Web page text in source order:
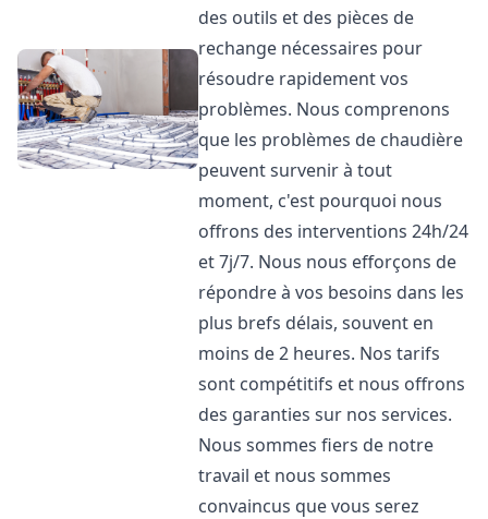
des outils et des pièces de
rechange nécessaires pour
résoudre rapidement vos
problèmes. Nous comprenons
que les problèmes de chaudière
peuvent survenir à tout
moment, c'est pourquoi nous
offrons des interventions 24h/24
et 7j/7. Nous nous efforçons de
répondre à vos besoins dans les
plus brefs délais, souvent en
moins de 2 heures. Nos tarifs
sont compétitifs et nous offrons
des garanties sur nos services.
Nous sommes fiers de notre
travail et nous sommes
convaincus que vous serez